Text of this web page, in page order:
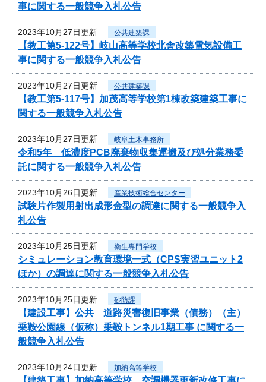
事に関する一般競争入札公告
2023年10月27日更新 公共建築課
【教工第5-122号】岐山高等学校北舎改築電気設備工
事に関する一般競争入札公告
2023年10月27日更新 公共建築課
【教工第5-117号】加茂高等学校第1棟改築建築工事に
関する一般競争入札公告
2023年10月27日更新 岐阜土木事務所
令和5年 低濃度PCB廃棄物収集運搬及び処分業務委
託に関する一般競争入札公告
2023年10月26日更新 産業技術総合センター
試験片作製用射出成形金型の調達に関する一般競争入
札公告
2023年10月25日更新 衛生専門学校
シミュレーション教育環境一式（CPS実習ユニット2
ほか）の調達に関する一般競争入札公告
2023年10月25日更新 砂防課
【建設工事】公共 道路災害復旧事業（債務）（主）
乗鞍公園線（仮称）乗鞍トンネル1期工事 に関する一
般競争入札公告
2023年10月24日更新 加納高等学校